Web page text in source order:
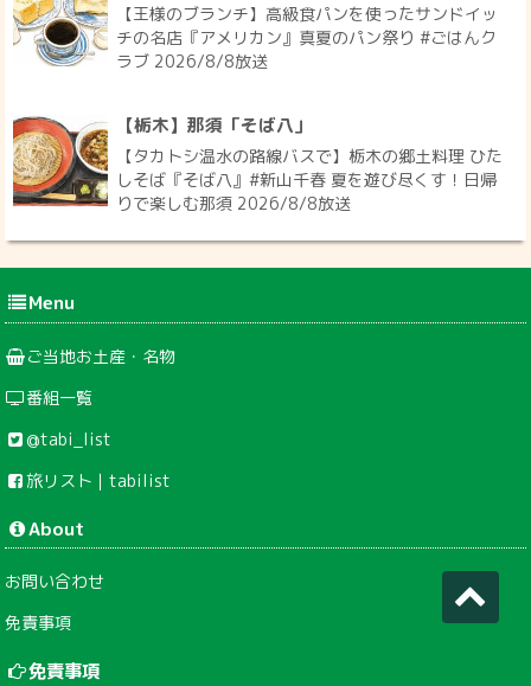
【王様のブランチ】高級食パンを使ったサンドイッ
チの名店『アメリカン』真夏のパン祭り #ごはんク
ラブ 2026/8/8放送
【栃木】那須「そば八」
【タカトシ温水の路線バスで】栃木の郷土料理 ひた
しそば『そば八』#新山千春 夏を遊び尽くす！日帰
りで楽しむ那須 2026/8/8放送
Menu
ご当地お土産・名物
番組一覧
@tabi_list
旅リスト｜tabilist
About
お問い合わせ
免責事項
免責事項